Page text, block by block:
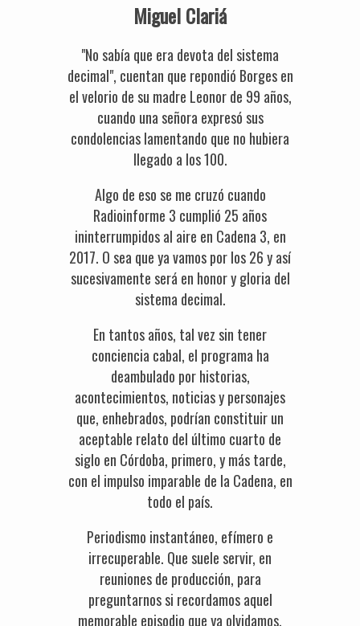
Miguel Clariá
"No sabía que era devota del sistema
decimal", cuentan que repondió Borges en
el velorio de su madre Leonor de 99 años,
cuando una señora expresó sus
condolencias lamentando que no hubiera
llegado a los 100.
Algo de eso se me cruzó cuando
Radioinforme 3 cumplió 25 años
ininterrumpidos al aire en Cadena 3, en
2017. O sea que ya vamos por los 26 y así
sucesivamente será en honor y gloria del
sistema decimal.
En tantos años, tal vez sin tener
conciencia cabal, el programa ha
deambulado por historias,
acontecimientos, noticias y personajes
que, enhebrados, podrían constituir un
aceptable relato del último cuarto de
siglo en Córdoba, primero, y más tarde,
con el impulso imparable de la Cadena, en
todo el país.
Periodismo instantáneo, efímero e
irrecuperable. Que suele servir, en
reuniones de producción, para
preguntarnos si recordamos aquel
memorable episodio que ya olvidamos.